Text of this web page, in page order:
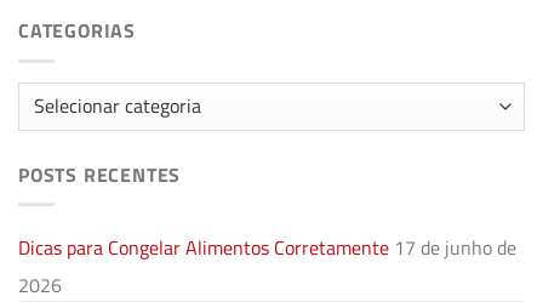
CATEGORIAS
Categorias
POSTS RECENTES
Dicas para Congelar Alimentos Corretamente 17 de junho de
2026